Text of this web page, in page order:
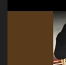
cariño de mi
preguntas y
contenta como
enamora pa
quiero contigo